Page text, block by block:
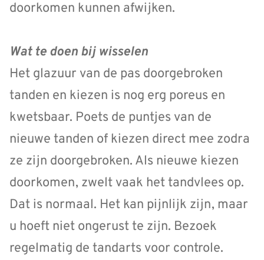
doorkomen kunnen afwijken.
Wat te doen bij wisselen
Het glazuur van de pas doorgebroken
tanden en kiezen is nog erg poreus en
kwetsbaar. Poets de puntjes van de
nieuwe tanden of kiezen direct mee zodra
ze zijn doorgebroken. Als nieuwe kiezen
doorkomen, zwelt vaak het tandvlees op.
Dat is normaal. Het kan pijnlijk zijn, maar
u hoeft niet ongerust te zijn. Bezoek
regelmatig de tandarts voor controle.